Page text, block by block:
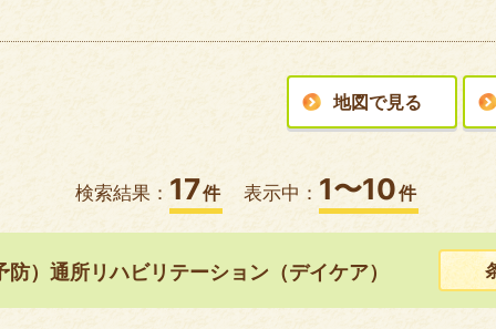
地図で見る
検索結果： 17件 表示中： 1〜10件
）通所リハビリテーション（デイケア）